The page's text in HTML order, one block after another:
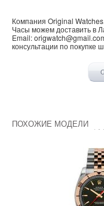
Компания Original Watches
Часы можем доставить в
Email:
консультации по покупке
ПОХОЖИЕ МОДЕЛИ